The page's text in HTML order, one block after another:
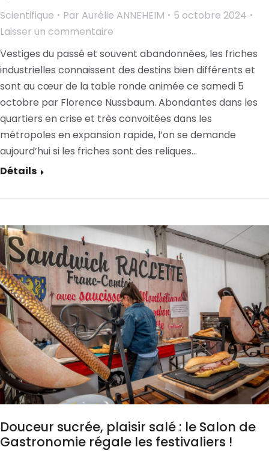
Scientifique Par Aurélie ANNEHEIM
5 octobre 2024
Laisser un commentaire
Vestiges du passé et souvent abandonnées, les friches
industrielles connaissent des destins bien différents et
sont au cœur de la table ronde animée ce samedi 5
octobre par Florence Nussbaum. Abondantes dans les
quartiers en crise et très convoitées dans les
métropoles en expansion rapide, l’on se demande
aujourd’hui si les friches sont des reliques…
Détails
Douceur sucrée, plaisir salé : le Salon de
Gastronomie régale les festivaliers !